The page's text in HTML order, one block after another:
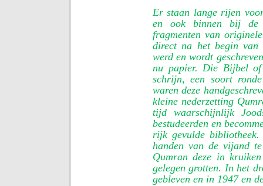
Er staan lange rijen
en ook binnen bij de
fragmenten van
direct na het begin
werd en wordt
nu papier. Die Bijbel
schrijn, een soort
waren deze
kleine nederzetting
tijd waarschijnlijk
bestudeerden en
rijk gevulde
handen van de vijand
Qumran deze in
gelegen grotten. In het
gebleven en in 1947 en